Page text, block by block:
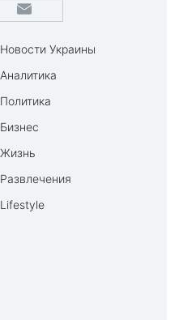
Новости Украины
Аналитика
Политика
Бизнес
Жизнь
Развлечения
Lifestyle